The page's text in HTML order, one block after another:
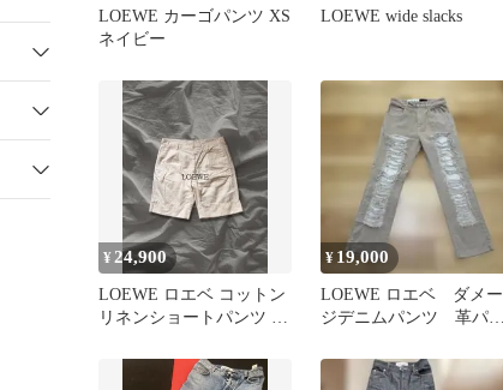
LOEWE カーゴパンツ XS
ネイビー
LOEWE wide slacks
¥ 24,900
LOEWE ロエベ コットン
リネンショートパンツ ハ
¥ 19,000
LOEWE ロエベ ダメー
ジデニムパンツ 革パッ